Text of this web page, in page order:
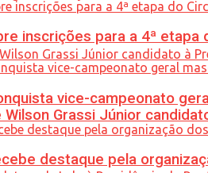
Grassi Júnior
inscrições para a 4ª
vice-campeonato
destaque pela